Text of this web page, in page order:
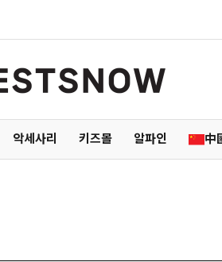
악세사리 키즈몰 알파인 中